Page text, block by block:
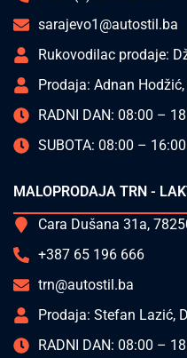
sarajevo1@autostil.ba
Rukovodilac prodaje:
Prodaja: Adnan
RADNI DAN: 08:00 –
SUBOTA: 08:00 – 16:00
MALOPRODAJA TRN -
Cara Dušana 31a,
+387 65 196 666
trn@autostil.ba
Prodaja: Stefan Lazić,
RADNI DAN: 08:00 –